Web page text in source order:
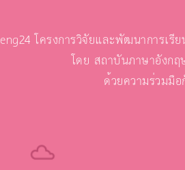
eng24 โครงการวิจัยและพัฒนาการเรี
โดย สถาบันภาษาอังก
ด้วยความร่วมมื